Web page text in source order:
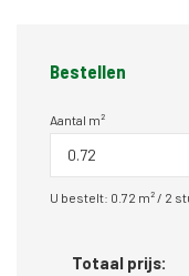
Bestellen
Aantal m²
U bestelt: 0.72 m² / 2
Totaal prijs: